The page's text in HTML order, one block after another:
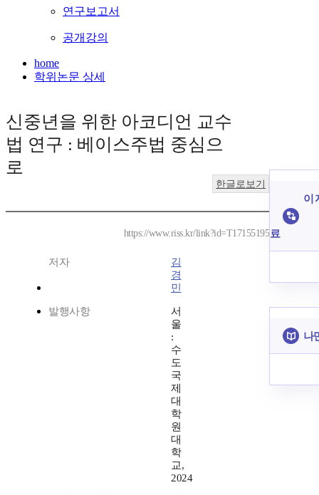
연구보고서
공개강의
home
학위논문 상세
신중년을 위한 아코디언 교수
법 연구 : 베이스주법 중심으
로
한글로보기
https://www.riss.kr/link?id=T17155195
저자
김
경
민
발행사항
서
울
:
수
도
국
제
대
학
원
대
학
교,
2024
이
료
나